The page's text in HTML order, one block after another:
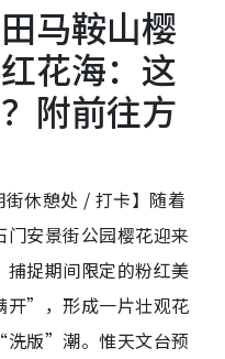
马鞍山樱
花海：这
附前往方
街休憩处 / 打卡】随着
安景街公园樱花迎来
捉期间限定的粉红美
开”，形成一片壮观花
洗版”潮。惟天文台预